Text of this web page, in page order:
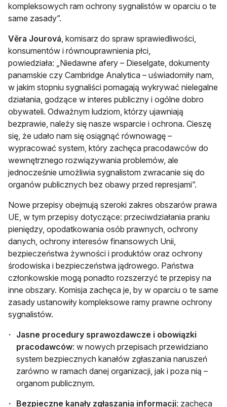
kompleksowych ram ochrony sygnalistów w oparciu o te
same zasady”.
Věra Jourová , komisarz do spraw sprawiedliwości,
konsumentów i równouprawnienia płci,
powiedziała: „Niedawne afery – Dieselgate, dokumenty
panamskie czy Cambridge Analytica – uświadomiły nam,
w jakim stopniu sygnaliści pomagają wykrywać nielegalne
działania, godzące w interes publiczny i ogólne dobro
obywateli. Odważnym ludziom, którzy ujawniają
bezprawie, należy się nasze wsparcie i ochrona. Cieszę
się, że udało nam się osiągnąć równowagę –
wypracować system, który zachęca pracodawców do
wewnętrznego rozwiązywania problemów, ale
jednocześnie umożliwia sygnalistom zwracanie się do
organów publicznych bez obawy przed represjami”.
Nowe przepisy obejmują szeroki zakres obszarów prawa
UE, w tym przepisy dotyczące: przeciwdziałania praniu
pieniędzy, opodatkowania osób prawnych, ochrony
danych, ochrony interesów finansowych Unii,
bezpieczeństwa żywności i produktów oraz ochrony
środowiska i bezpieczeństwa jądrowego. Państwa
członkowskie mogą ponadto rozszerzyć te przepisy na
inne obszary. Komisja zachęca je, by w oparciu o te same
zasady ustanowiły kompleksowe ramy prawne ochrony
sygnalistów.
Jasne procedury sprawozdawcze i obowiązki
pracodawców: w nowych przepisach przewidziano
system bezpiecznych kanałów zgłaszania naruszeń
zarówno w ramach danej organizacji, jak i poza nią –
organom publicznym.
Bezpieczne kanały zgłaszania informacji: zachęca